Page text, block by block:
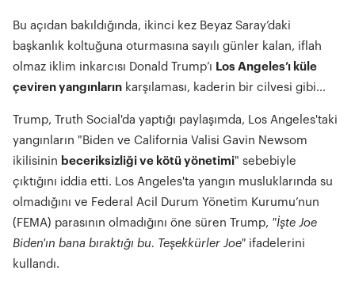
Bu açıdan bakıldığında, ikinci kez Beyaz Saray’daki
başkanlık koltuğuna oturmasına sayılı günler kalan, iflah
olmaz iklim inkarcısı Donald Trump’ı Los Angeles’ı küle
çeviren yangınların karşılaması, kaderin bir cilvesi gibi…
Trump, Truth Social'da yaptığı paylaşımda, Los Angeles'taki
yangınların "Biden ve California Valisi Gavin Newsom
ikilisinin beceriksizliği ve kötü yönetimi" sebebiyle
çıktığını iddia etti. Los Angeles'ta yangın musluklarında su
olmadığını ve Federal Acil Durum Yönetim Kurumu’nun
(FEMA) parasının olmadığını öne süren Trump, "İşte Joe
Biden'ın bana bıraktığı bu. Teşekkürler Joe" ifadelerini
kullandı.